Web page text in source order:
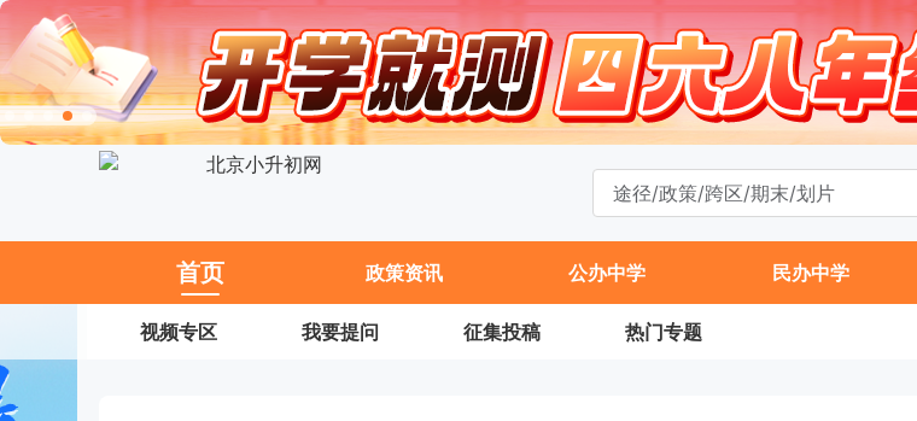
首页 政策资讯 公办中学 民办中学
视频专区 我要提问 征集投稿 热门专题